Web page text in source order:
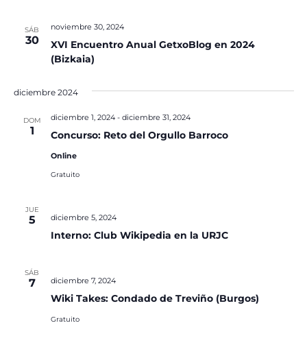
SÁB
30
XVI Encuentro Anual GetxoBlog en 2024
(Bizkaia)
noviembre 30, 2024
diciembre 2024
DOM
1 Concurso: Reto del Orgullo Barroco
diciembre 1, 2024- diciembre 31, 2024
Online
Gratuito
JUE
5
Interno: Club Wikipedia en la URJC
diciembre 5, 2024
SÁB
7
Wiki Takes: Condado de Treviño (Burgos)
diciembre 7, 2024
Gratuito